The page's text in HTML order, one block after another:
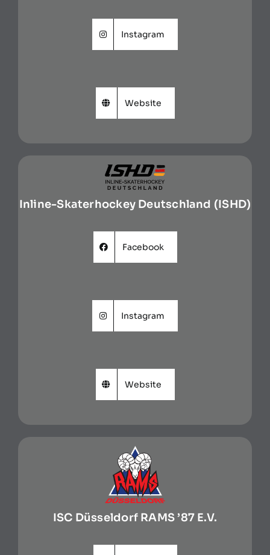
Instagram
Website
Inline-Skaterhockey Deutschland (ISHD)
Facebook
Instagram
Website
ISC Düsseldorf RAMS ’87 E.V.